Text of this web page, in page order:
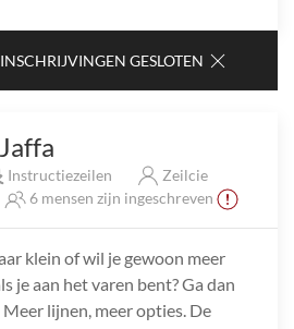
INSCHRIJVINGEN GESLOTEN
Instructiezeilen
Zeilcie
6 mensen zijn ingeschreven
klein of wil je gewoon meer
je aan het varen bent? Ga dan
lijnen, meer opties. De